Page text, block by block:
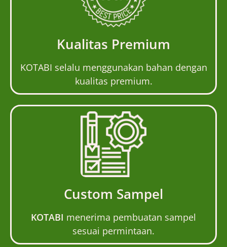
Kualitas Premium
KOTABI selalu menggunakan bahan dengan
kualitas premium.
Custom Sampel
KOTABI menerima pembuatan sampel
sesuai permintaan.